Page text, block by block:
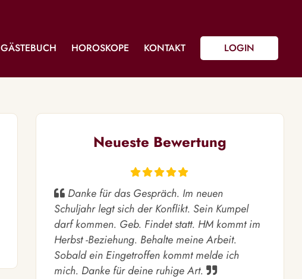
GÄSTEBUCH HOROSKOPE KONTAKT LOGIN
Neueste Bewertung
Danke für das Gespräch. Im neuen
Schuljahr legt sich der Konflikt. Sein Kumpel
darf kommen. Geb. Findet statt. HM kommt im
Herbst -Beziehung. Behalte meine Arbeit.
Sobald ein Eingetroffen kommt melde ich
mich. Danke für deine ruhige Art.